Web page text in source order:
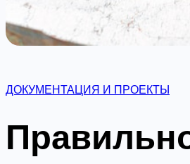
ДОКУМЕНТАЦИЯ И ПРОЕКТЫ